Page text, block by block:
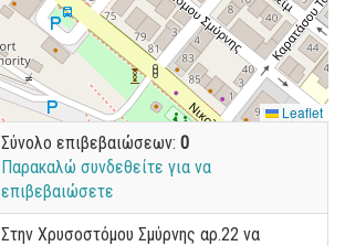
Leaflet
Σύνολο επιβεβαιώσεων: 0
Παρακαλώ συνδεθείτε για να
επιβεβαιώσετε
Στην Χρυσοστόμου Σμύρνης αρ.22 να